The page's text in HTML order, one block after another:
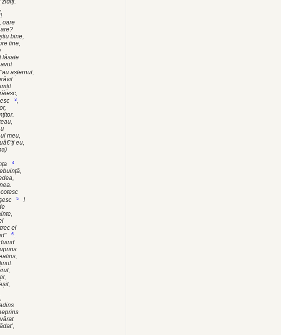
zidiți.
oare
bine,
tine,
lăsate
așternut,
3,
meu,
eu,
4
5
!
ei
6.